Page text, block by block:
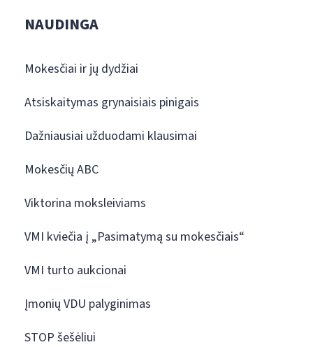
NAUDINGA
Mokesčiai ir jų dydžiai
Atsiskaitymas grynaisiais pinigais
Dažniausiai užduodami klausimai
Mokesčių ABC
Viktorina moksleiviams
VMI kviečia į „Pasimatymą su mokesčiais“
VMI turto aukcionai
Įmonių VDU palyginimas
STOP šešėliui